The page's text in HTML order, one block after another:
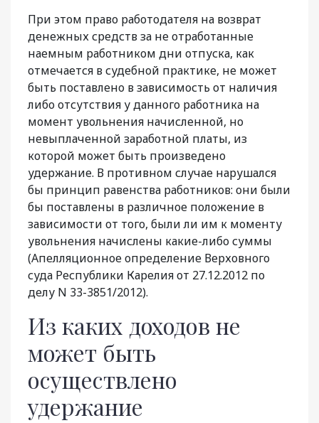
При этом право работодателя на возврат
денежных средств за не отработанные
наемным работником дни отпуска, как
отмечается в судебной практике, не может
быть поставлено в зависимость от наличия
либо отсутствия у данного работника на
момент увольнения начисленной, но
невыплаченной заработной платы, из
которой может быть произведено
удержание. В противном случае нарушался
бы принцип равенства работников: они были
бы поставлены в различное положение в
зависимости от того, были ли им к моменту
увольнения начислены какие-либо суммы
(Апелляционное определение Верховного
суда Республики Карелия от 27.12.2012 по
делу N 33-3851/2012).
Из каких доходов не
может быть
осуществлено
удержание